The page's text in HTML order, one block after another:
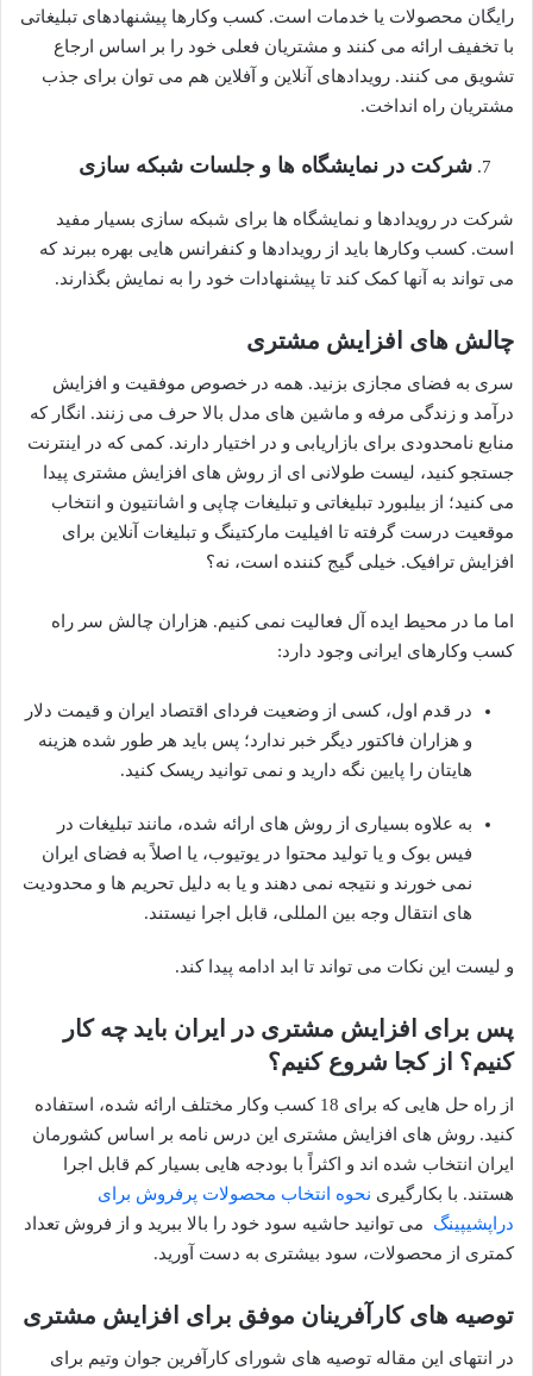
رایگان محصولات یا خدمات است. کسب وکارها پیشنهادهای تبلیغاتی
با تخفیف ارائه می کنند و مشتریان فعلی خود را بر اساس ارجاع
تشویق می کنند. رویدادهای آنلاین و آفلاین هم می توان برای جذب
مشتریان راه انداخت.
شرکت در نمایشگاه ها و جلسات شبکه سازی
شرکت در رویدادها و نمایشگاه ها برای شبکه سازی بسیار مفید
است. کسب وکارها باید از رویدادها و کنفرانس هایی بهره ببرند که
می تواند به آنها کمک کند تا پیشنهادات خود را به نمایش بگذارند.
چالش های افزایش مشتری
سری به فضای مجازی بزنید. همه در خصوص موفقیت و افزایش
درآمد و زندگی مرفه و ماشین های مدل بالا حرف می زنند. انگار که
منابع نامحدودی برای بازاریابی و در اختیار دارند. کمی که در اینترنت
جستجو کنید، لیست طولانی ای از روش های افزایش مشتری پیدا
می کنید؛ از بیلبورد تبلیغاتی و تبلیغات چاپی و اشانتیون و انتخاب
موقعیت درست گرفته تا افیلیت مارکتینگ و تبلیغات آنلاین برای
افزایش ترافیک. خیلی گیج کننده است، نه؟
اما ما در محیط ایده آل فعالیت نمی کنیم. هزاران چالش سر راه
کسب وکارهای ایرانی وجود دارد:
در قدم اول، کسی از وضعیت فردای اقتصاد ایران و قیمت دلار
و هزاران فاکتور دیگر خبر ندارد؛ پس باید هر طور شده هزینه
هایتان را پایین نگه دارید و نمی توانید ریسک کنید.
به علاوه بسیاری از روش های ارائه شده، مانند تبلیغات در
فیس بوک و یا تولید محتوا در یوتیوب، یا اصلاً به فضای ایران
نمی خورند و نتیجه نمی دهند و یا به دلیل تحریم ها و محدودیت
های انتقال وجه بین المللی، قابل اجرا نیستند.
و لیست این نکات می تواند تا ابد ادامه پیدا کند.
پس برای افزایش مشتری در ایران باید چه کار
کنیم؟ از کجا شروع کنیم؟
از راه حل هایی که برای 18 کسب وکار مختلف ارائه شده، استفاده
کنید. روش های افزایش مشتری این درس نامه بر اساس کشورمان
ایران انتخاب شده اند و اکثراً با بودجه هایی بسیار کم قابل اجرا
هستند. با بکارگیری نحوه انتخاب محصولات پرفروش برای
دراپشیپینگ می توانید حاشیه سود خود را بالا ببرید و از فروش تعداد
کمتری از محصولات، سود بیشتری به دست آورید.
توصیه های کارآفرینان موفق برای افزایش مشتری
در انتهای این مقاله توصیه های شورای کارآفرین جوان وتیم برای